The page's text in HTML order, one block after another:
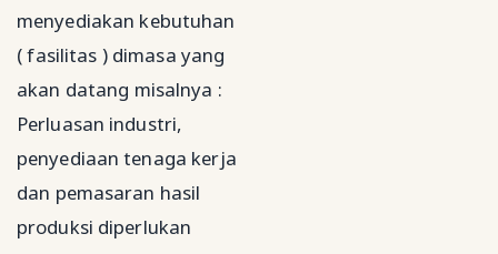
menyediakan kebutuhan
( fasilitas ) dimasa yang
akan datang misalnya :
Perluasan industri,
penyediaan tenaga kerja
dan pemasaran hasil
produksi diperlukan